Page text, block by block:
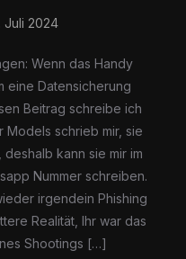
Juli 2024
Wenn das Handy
eine Datensicherung
Beitrag schreibe ich
Models schrieb mir, sie
kann sie mir im
Nummer schreiben.
irgendein Phishing
Realität, Ihr war das
Shootings […]